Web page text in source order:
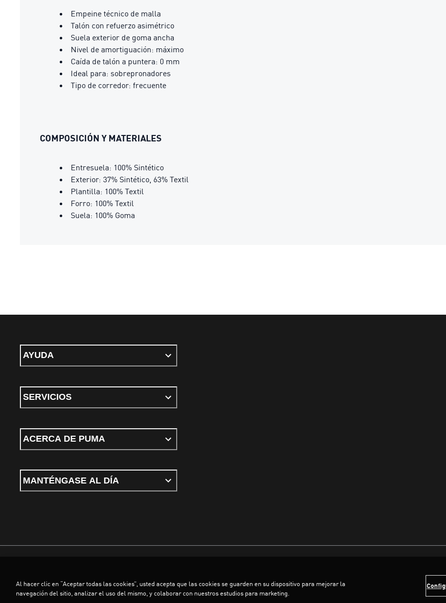
Empeine técnico de malla
Talón con refuerzo asimétrico
Suela exterior de goma ancha
Nivel de amortiguación: máximo
Caída de talón a puntera: 0 mm
Ideal para: sobrepronadores
Tipo de corredor: frecuente
COMPOSICIÓN Y MATERIALES
Entresuela: 100% Sintético
Exterior: 37% Sintético, 63% Textil
Plantilla: 100% Textil
Forro: 100% Textil
Suela: 100% Goma
AYUDA
SERVICIOS
ACERCA DE PUMA
MANTÉNGASE AL DÍA
©PUMA, 2026. Todos los derechos reservados
Al hacer clic en “Aceptar todas las cookies”, usted acepta que las cookies se guarden en su dispositivo para mejorar la
navegación del sitio, analizar el uso del mismo, y colaborar con nuestros estudios para marketing.